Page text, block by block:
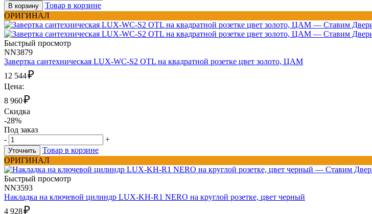
В корзину
Товар в корзине
ОРИГИНАЛ
Быстрый просмотр
NN3879
Завертка сантехническая LUX-WC-S2 OTL на квадратной розетке цвет золото, ЦАМ
12 544₽
Цена:
8 960₽
Скидка
-28%
Под заказ
-
+
Уточнить
Товар в корзине
ОРИГИНАЛ
Быстрый просмотр
NN3593
Накладка на ключевой цилиндр LUX-KH-R1 NERO на круглой розетке, цвет черный
4 928₽